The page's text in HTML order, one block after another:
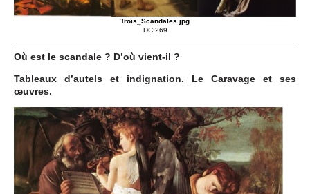
Trois_Scandales.jpg
DC:269
Où est le scandale ? D’où vient-il ?
Tableaux d’autels et indignation. Le Caravage et ses
œuvres.